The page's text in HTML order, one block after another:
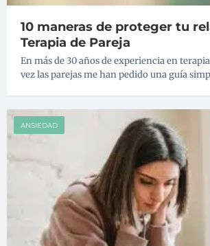
10 maneras de proteger tu
Terapia de Pareja
En más de 30 años de experiencia en
vez las parejas me han pedido una guía
ANSIEDAD